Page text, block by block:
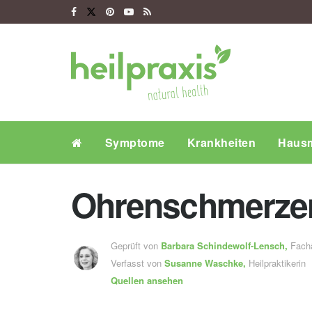
Symptome Krankheiten
Geprüft von Barbara Schindewolf-Lensch,
Verfasst von Susanne Waschke, Heilpraktikerin
Quellen ansehen